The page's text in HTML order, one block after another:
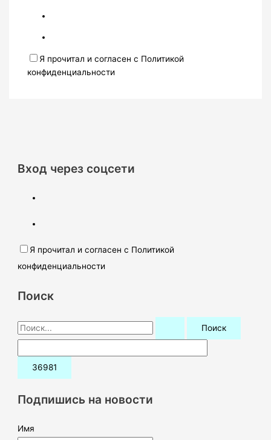
Я прочитал и согласен с Политикой
конфиденциальности
Вход через соцсети
Я прочитал и согласен с Политикой
конфиденциальности
Поиск
П
о
и
:Подпишись на новости
Имя